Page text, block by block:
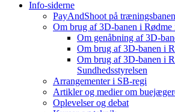
Info-siderne
PayAndShoot på
Om brug af 3D-banen i Rødme
Om genåbning af 3D-
Om brug af 3D-banen i
Om brug af 3D-banen i
Sundhedsstyrelsen
Arrangementer i SB-regi
Artikler og medier om
Oplevelser og debat